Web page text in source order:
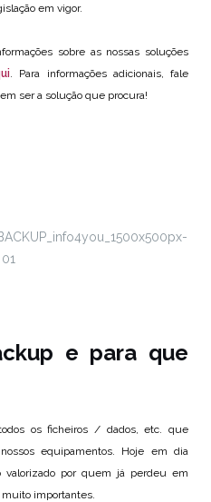
em vigor.
sobre as nossas soluções
. Para informações adicionais, fale
ser a solução que procura!
e para que
os ficheiros / dados, etc. que
equipamentos. Hoje em dia
por quem já perdeu em
importantes.